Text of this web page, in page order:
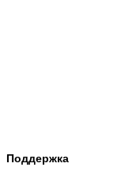
Поддержка